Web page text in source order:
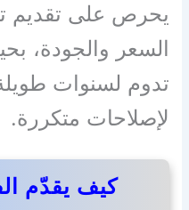
يحرص على تقديم
السعر والجودة،
تدوم لسنوات
لإصلاحات متكررة.
كيف يقدّم